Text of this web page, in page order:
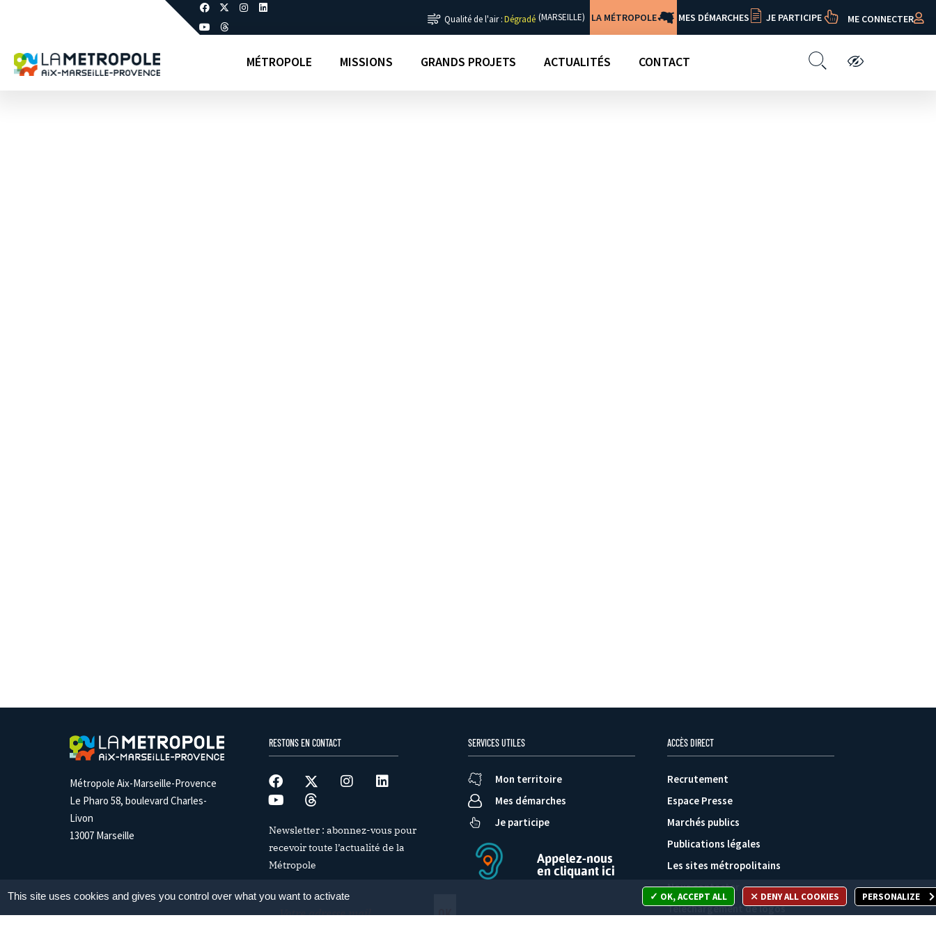
Qualité de l'air :Dégradé (MARSEILLE) LA MÉTROPOLE MES DÉMARCHES JE PARTICIPE ME CONNECTER
MÉTROPOLE MISSIONS GRANDS PROJETS ACTUALITÉS CONTACT
Métropole Aix-Marseille-Provence
Le Pharo 58, boulevard Charles-
Livon
13007 Marseille
RESTONS EN CONTACT
Newsletter : abonnez-vous pour
recevoir toute l’actualité de la
Métropole
SERVICES UTILES
Mon territoire
Mes démarches
Je participe
Appelez-nous
en cliquant ici
ACCÈS DIRECT
Recrutement
Espace Presse
Marchés publics
Publications légales
Les sites métropolitains
Nous contacter
Téléchargement de logos
This site uses cookies and gives you control over what you want to activate OK, ACCEPT ALL DENY ALL COOKIES PERSONALIZE